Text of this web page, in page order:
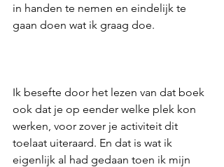
in handen te nemen en eindelijk te
gaan doen wat ik graag doe.
Ik besefte door het lezen van dat boek
ook dat je op eender welke plek kon
werken, voor zover je activiteit dit
toelaat uiteraard. En dat is wat ik
eigenlijk al had gedaan toen ik mijn